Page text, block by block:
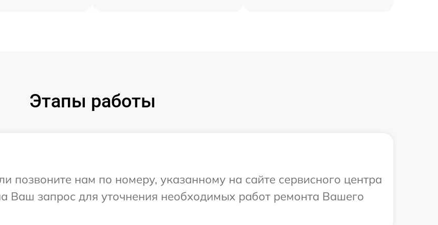
Этапы работы
позвоните нам по номеру, указанному на сайте сервисного центра
Ваш запрос для уточнения необходимых работ ремонта Вашего